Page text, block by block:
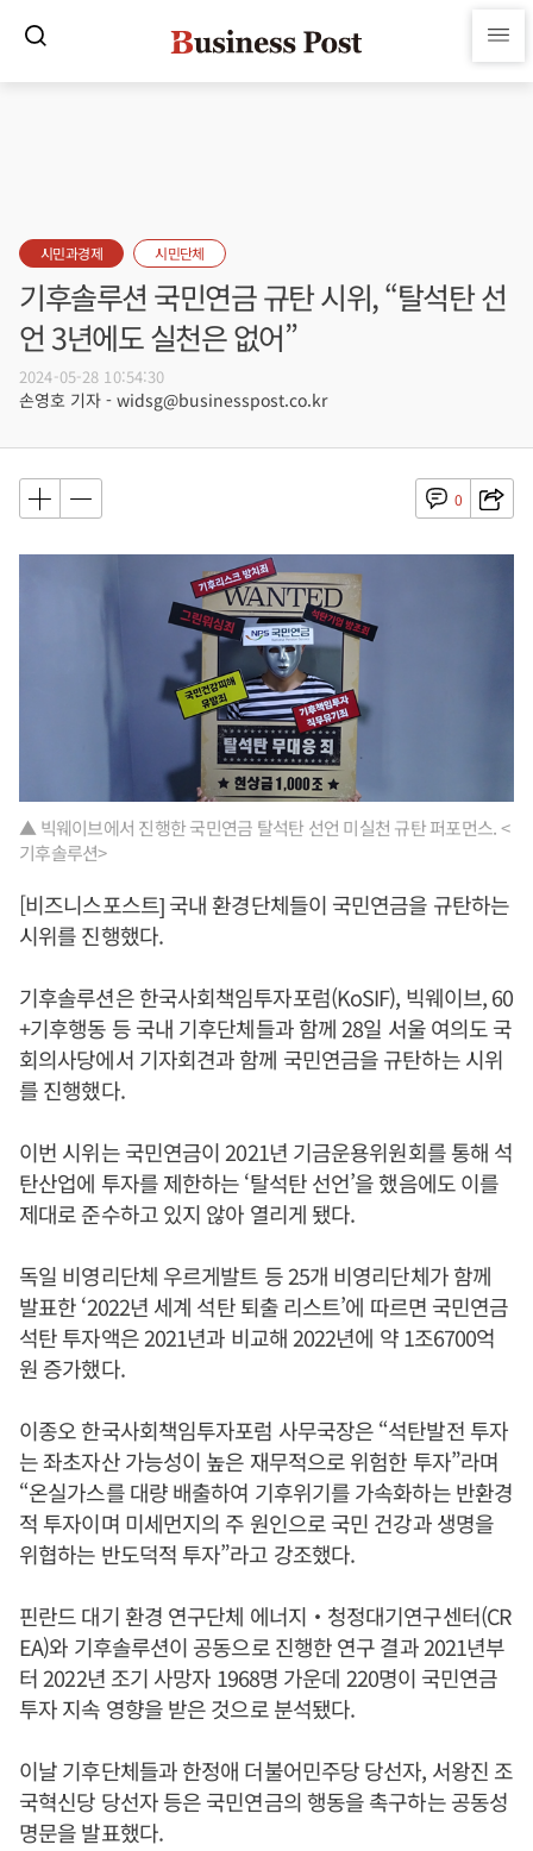
시민과경제 시민단체
기후솔루션 국민연금 규탄 시위, “탈석탄 선
언 3년에도 실천은 없어”
2024-05-28 10:54:30
손영호 기자 - widsg@businesspost.co.kr
0
▲ 빅웨이브에서 진행한 국민연금 탈석탄 선언 미실천 규탄 퍼포먼스. <
기후솔루션>
[비즈니스포스트] 국내 환경단체들이 국민연금을 규탄하는
시위를 진행했다.
기후솔루션은 한국사회책임투자포럼(KoSIF), 빅웨이브, 60
+기후행동 등 국내 기후단체들과 함께 28일 서울 여의도 국
회의사당에서 기자회견과 함께 국민연금을 규탄하는 시위
를 진행했다.
이번 시위는 국민연금이 2021년 기금운용위원회를 통해 석
탄산업에 투자를 제한하는 ‘탈석탄 선언’을 했음에도 이를
제대로 준수하고 있지 않아 열리게 됐다.
독일 비영리단체 우르게발트 등 25개 비영리단체가 함께
발표한 ‘2022년 세계 석탄 퇴출 리스트’에 따르면 국민연금
석탄 투자액은 2021년과 비교해 2022년에 약 1조6700억
원 증가했다.
이종오 한국사회책임투자포럼 사무국장은 “석탄발전 투자
는 좌초자산 가능성이 높은 재무적으로 위험한 투자”라며
“온실가스를 대량 배출하여 기후위기를 가속화하는 반환경
적 투자이며 미세먼지의 주 원인으로 국민 건강과 생명을
위협하는 반도덕적 투자”라고 강조했다.
핀란드 대기 환경 연구단체 에너지‧청정대기연구센터(CR
EA)와 기후솔루션이 공동으로 진행한 연구 결과 2021년부
터 2022년 조기 사망자 1968명 가운데 220명이 국민연금
투자 지속 영향을 받은 것으로 분석됐다.
이날 기후단체들과 한정애 더불어민주당 당선자, 서왕진 조
국혁신당 당선자 등은 국민연금의 행동을 촉구하는 공동성
명문을 발표했다.